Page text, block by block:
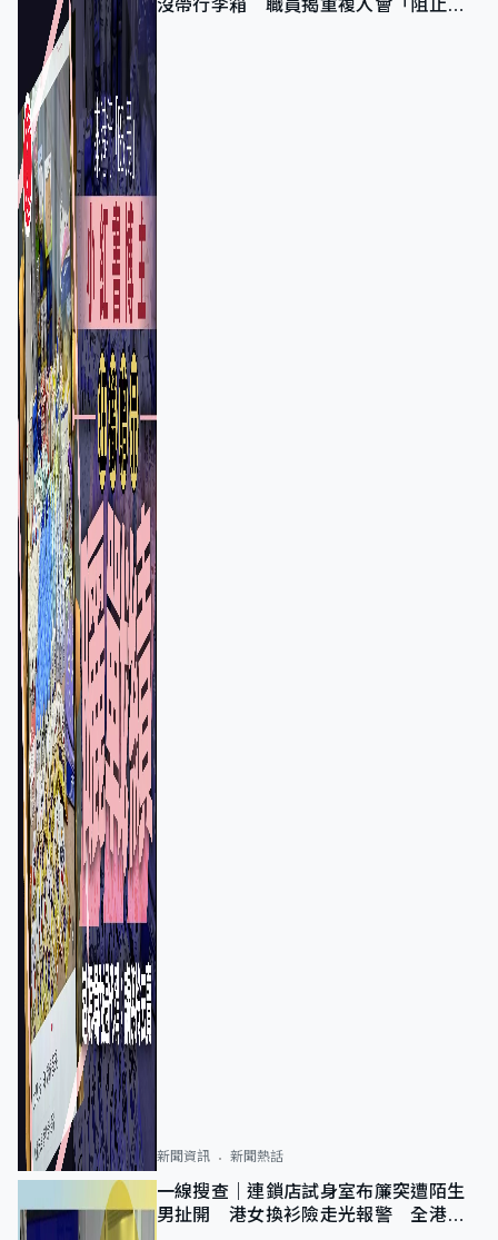
沒帶行李箱 職員揭重複入會「阻止唔
新聞資訊 新聞熱話
一線搜查｜連鎖店試身室布簾突遭陌生
男扯開 港女換衫險走光報警 全港分